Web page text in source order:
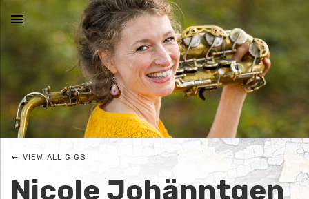
N
I
C
O
MENU
Nicole Johänntgen
VIEW ALL GIGS